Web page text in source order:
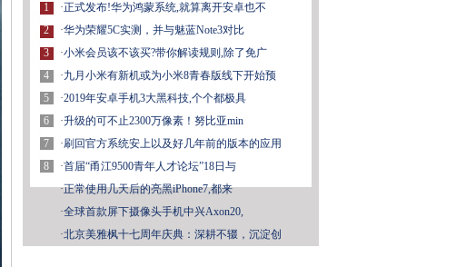
1
2
3
4
5
6
7
8
·正式发布!华为鸿蒙系统,就算离开安卓也不
·华为荣耀5C实测，并与魅蓝Note3对比
·小米会员该不该买?带你解读规则,除了免广
·九月小米有新机或为小米8青春版线下开始预
·2019年安卓手机3大黑科技,个个都极具
·升级的可不止2300万像素！努比亚min
·刷回官方系统安上以及好几年前的版本的应用
·首届“甬江9500青年人才论坛”18日与
·正常使用几天后的亮黑iPhone7,都来
·全球首款屏下摄像头手机中兴Axon20,
·北京美雅枫十七周年庆典：深耕不辍，沉淀创